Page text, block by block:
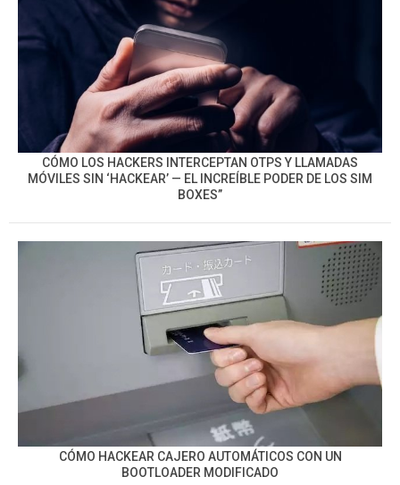
CÓMO LOS HACKERS INTERCEPTAN OTPS Y LLAMADAS
MÓVILES SIN ‘HACKEAR’ — EL INCREÍBLE PODER DE LOS SIM
BOXES”
CÓMO HACKEAR CAJERO AUTOMÁTICOS CON UN
BOOTLOADER MODIFICADO